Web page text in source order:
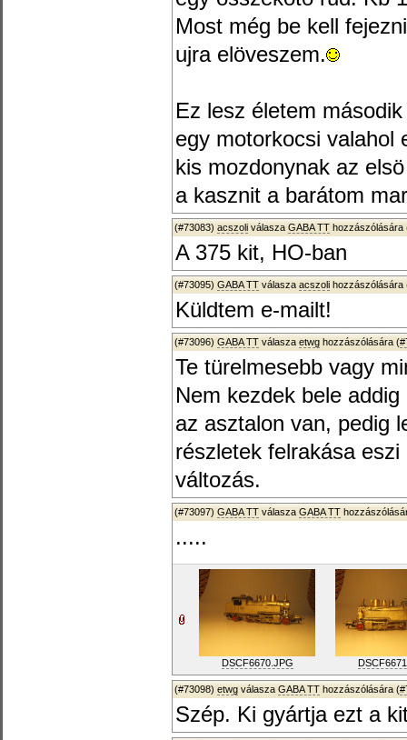
Most még be kell
ujra elöveszem.
Ez lesz életem
egy motorkocsi valahol
kis mozdonynak az
a kasznit a barátom
(#73083) acszoli válasza GABA TT hozzászólására
A 375 kit, HO-ban
(#73095) GABA TT válasza acszoli hozzászólására
Küldtem e-mailt!
(#73096) GABA TT válasza etwg hozzászólására (
Te türelmesebb vagy
Nem kezdek bele
az asztalon van, pedig
részletek felrakása
változás.
(#73097) GABA TT válasza GABA TT
.....
DSCF6670.JPG
(#73098) etwg válasza GABA TT hozzászólására (
Szép. Ki gyártja ezt a